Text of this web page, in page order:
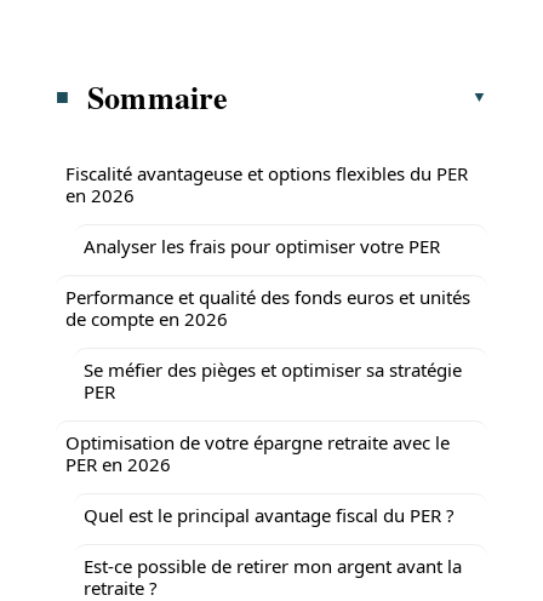
Sommaire
Fiscalité avantageuse et options flexibles du PER
en 2026
Analyser les frais pour optimiser votre PER
Performance et qualité des fonds euros et unités
de compte en 2026
Se méfier des pièges et optimiser sa stratégie
PER
Optimisation de votre épargne retraite avec le
PER en 2026
Quel est le principal avantage fiscal du PER ?
Est-ce possible de retirer mon argent avant la
retraite ?